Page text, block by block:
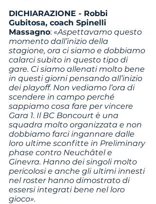
DICHIARAZIONE - Robbi
Gubitosa, coach Spinelli
Massagno: «Aspettavamo questo
momento dall’inizio della
stagione, ora ci siamo e dobbiamo
calarci subito in questo tipo di
gare. Ci siamo allenati molto bene
in questi giorni pensando all’inizio
dei playoff. Non vediamo l’ora di
scendere in campo perché
sappiamo cosa fare per vincere
Gara 1. Il BC Boncourt è una
squadra molto organizzata e non
dobbiamo farci ingannare dalle
loro ultime sconfitte in Preliminary
phase contro Neuchâtel e
Ginevra. Hanno dei singoli molto
pericolosi e anche gli ultimi innesti
nel roster hanno dimostrato di
essersi integrati bene nel loro
gioco».